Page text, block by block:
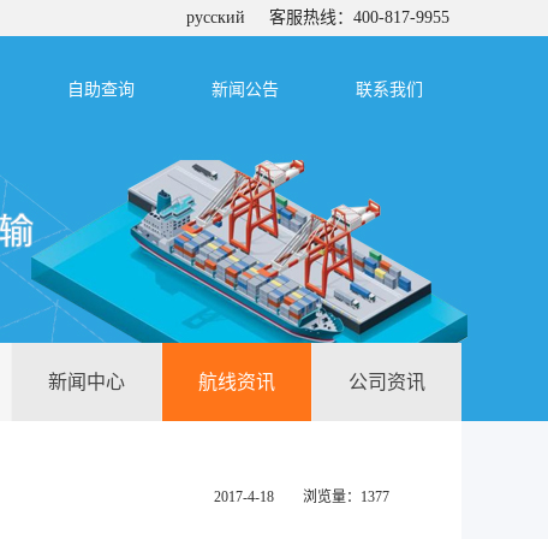
русский 客服热线：400-817-9955
自助查询 新闻公告 联系我们
新闻中心 航线资讯 公司资讯
2017-4-18 浏览量：1377